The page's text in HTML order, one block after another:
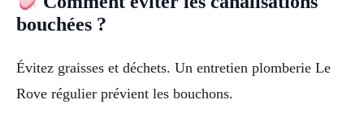
bouchées ?
Évitez graisses et déchets. Un entretien plomberie Le
Rove régulier prévient les bouchons.